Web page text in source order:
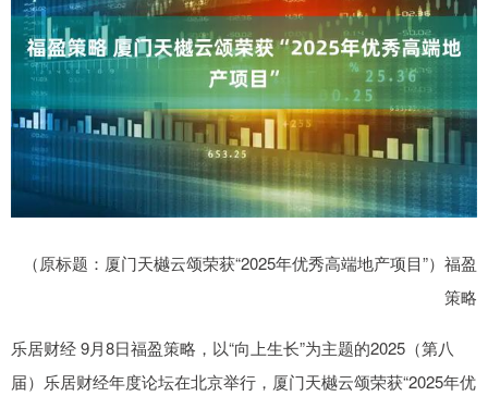
（原标题：厦门天樾云颂荣获“2025年优秀高端地产项目”）福盈
策略
乐居财经 9月8日福盈策略，以“向上生长”为主题的2025（第八
届）乐居财经年度论坛在北京举行，厦门天樾云颂荣获“2025年优